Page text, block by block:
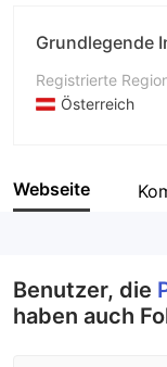
Grundlegende
Registrierte
Österreich
Unternehmen
Webseite
Benutzer, die
haben auch